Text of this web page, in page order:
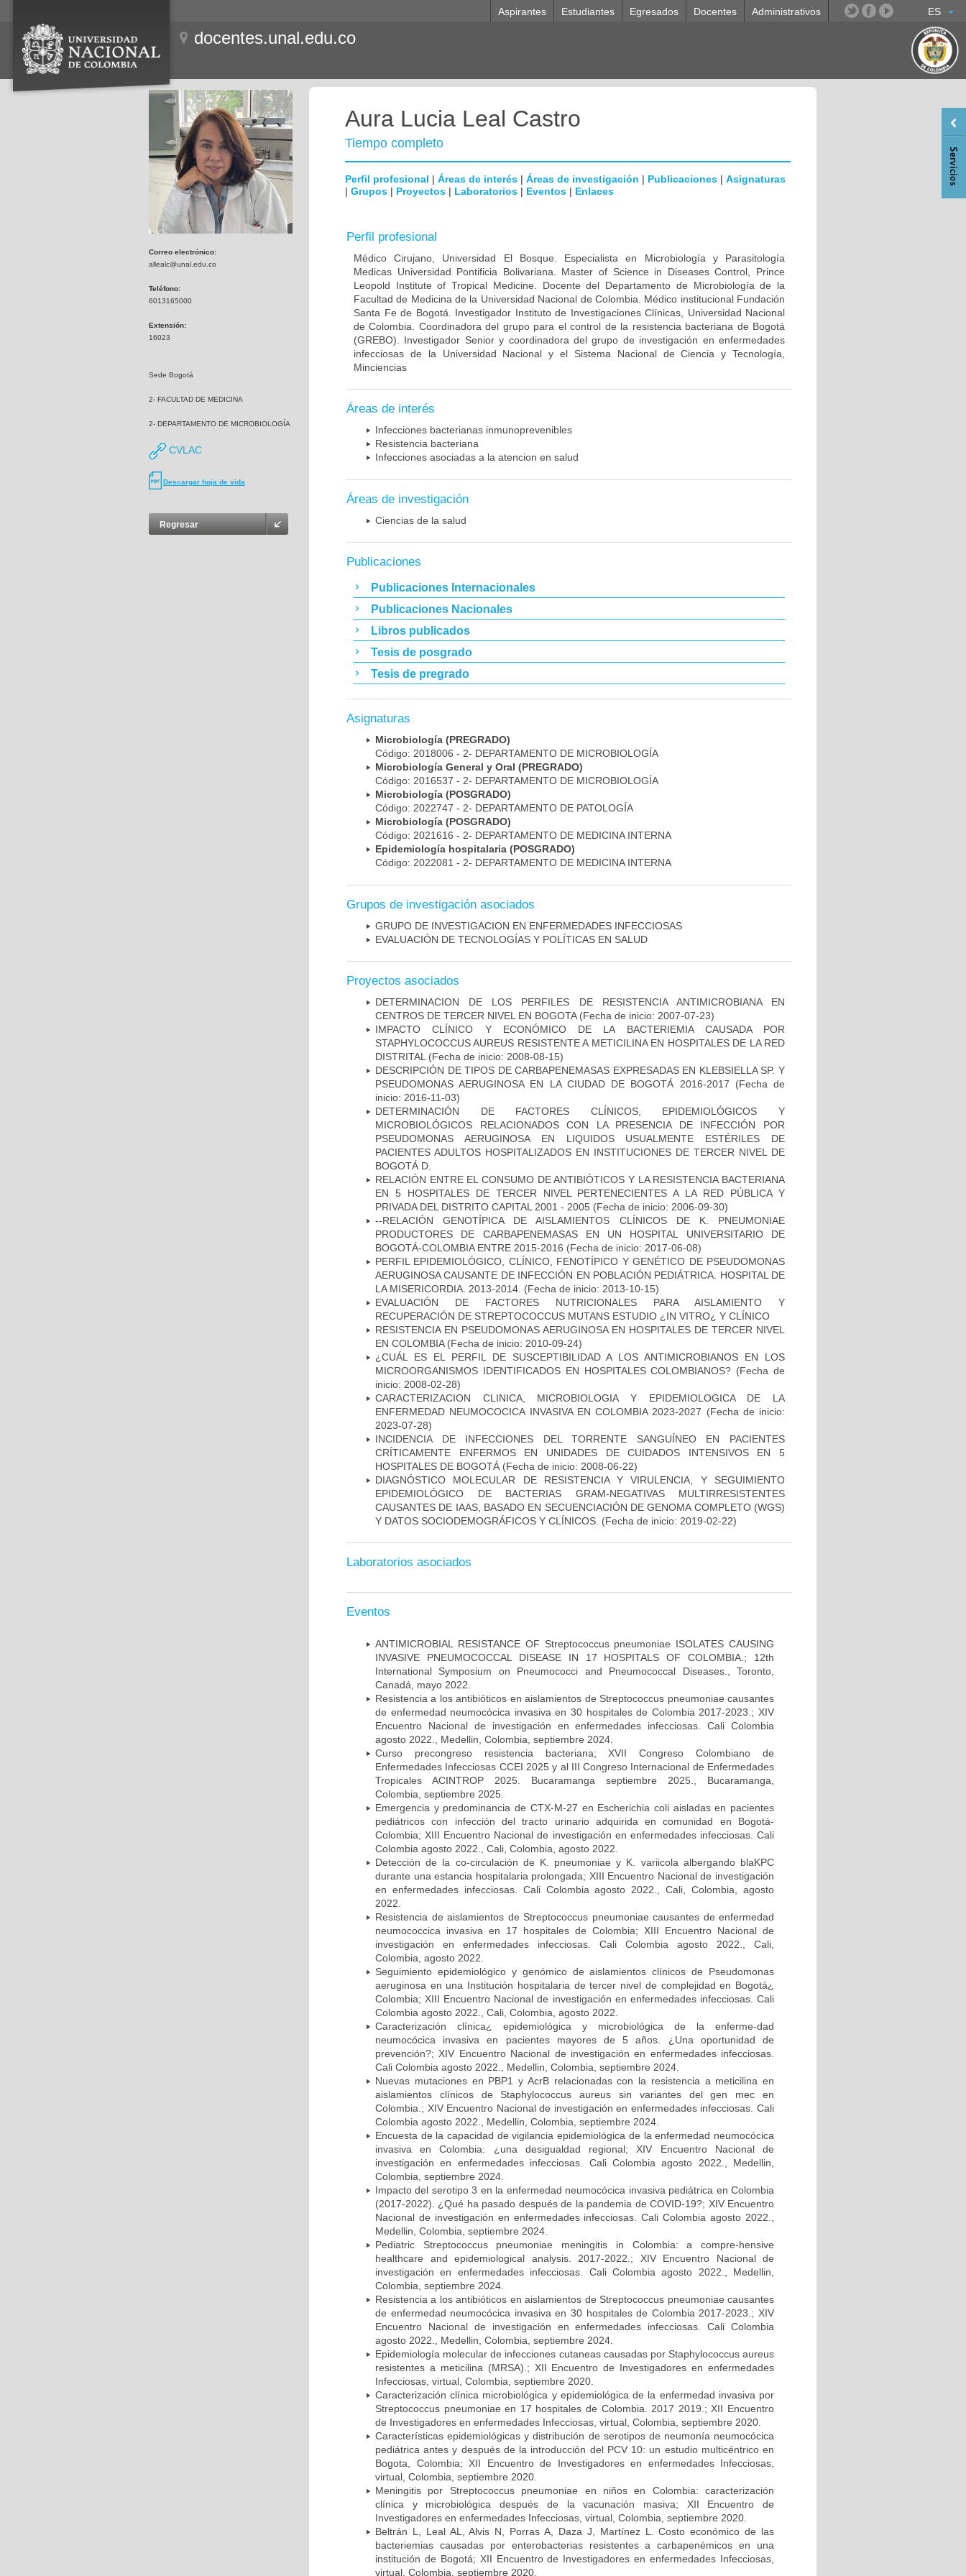
ES
Aspirantes Estudiantes Egresados Docentes Administrativos
docentes.unal.edu.co
Correo electrónico:
allealc@unal.edu.co
Teléfono:
6013165000
Extensión:
16023
Sede Bogotá
2- FACULTAD DE MEDICINA
2- DEPARTAMENTO DE MICROBIOLOGÍA
CVLAC
Descargar hoja de vida
Regresar
Aura Lucia Leal Castro
Tiempo completo
Perfil profesional | Áreas de interés | Áreas de investigación | Publicaciones | Asignaturas
| Grupos | Proyectos | Laboratorios | Eventos | Enlaces
Perfil profesional
Médico Cirujano, Universidad El Bosque. Especialista en Microbiología y Parasitología
Medicas Universidad Pontificia Bolivariana. Master of Science in Diseases Control, Prince
Leopold Institute of Tropical Medicine. Docente del Departamento de Microbiología de la
Facultad de Medicina de la Universidad Nacional de Colombia. Médico institucional Fundación
Santa Fe de Bogotá. Investigador Instituto de Investigaciones Clínicas, Universidad Nacional
de Colombia. Coordinadora del grupo para el control de la resistencia bacteriana de Bogotá
(GREBO). Investigador Senior y coordinadora del grupo de investigación en enfermedades
infecciosas de la Universidad Nacional y el Sistema Nacional de Ciencia y Tecnología,
Minciencias
Áreas de interés
Infecciones bacterianas inmunoprevenibles
Resistencia bacteriana
Infecciones asociadas a la atencion en salud
Áreas de investigación
Ciencias de la salud
Publicaciones
Publicaciones Internacionales
Publicaciones Nacionales
Libros publicados
Tesis de posgrado
Tesis de pregrado
Asignaturas
Microbiología (PREGRADO)
Código: 2018006 - 2- DEPARTAMENTO DE MICROBIOLOGÍA
Microbiología General y Oral (PREGRADO)
Código: 2016537 - 2- DEPARTAMENTO DE MICROBIOLOGÍA
Microbiología (POSGRADO)
Código: 2022747 - 2- DEPARTAMENTO DE PATOLOGÍA
Microbiología (POSGRADO)
Código: 2021616 - 2- DEPARTAMENTO DE MEDICINA INTERNA
Epidemiología hospitalaria (POSGRADO)
Código: 2022081 - 2- DEPARTAMENTO DE MEDICINA INTERNA
Grupos de investigación asociados
GRUPO DE INVESTIGACION EN ENFERMEDADES INFECCIOSAS
EVALUACIÓN DE TECNOLOGÍAS Y POLÍTICAS EN SALUD
Proyectos asociados
DETERMINACION DE LOS PERFILES DE RESISTENCIA ANTIMICROBIANA EN
CENTROS DE TERCER NIVEL EN BOGOTA(Fecha de inicio: 2007-07-23)
IMPACTO CLÍNICO Y ECONÓMICO DE LA BACTERIEMIA CAUSADA POR
STAPHYLOCOCCUS AUREUS RESISTENTE A METICILINA EN HOSPITALES DE LA RED
DISTRITAL (Fecha de inicio: 2008-08-15)
DESCRIPCIÓN DE TIPOS DE CARBAPENEMASAS EXPRESADAS EN KLEBSIELLA SP. Y
PSEUDOMONAS AERUGINOSA EN LA CIUDAD DE BOGOTÁ 2016-2017 (Fecha de
inicio: 2016-11-03)
DETERMINACIÓN DE FACTORES CLÍNICOS, EPIDEMIOLÓGICOS Y
MICROBIOLÓGICOS RELACIONADOS CON LA PRESENCIA DE INFECCIÓN POR
PSEUDOMONAS AERUGINOSA EN LIQUIDOS USUALMENTE ESTÉRILES DE
PACIENTES ADULTOS HOSPITALIZADOS EN INSTITUCIONES DE TERCER NIVEL DE
BOGOTÁ D.
RELACIÓN ENTRE EL CONSUMO DE ANTIBIÓTICOS Y LA RESISTENCIA BACTERIANA
EN 5 HOSPITALES DE TERCER NIVEL PERTENECIENTES A LA RED PÚBLICA Y
PRIVADA DEL DISTRITO CAPITAL 2001 - 2005 (Fecha de inicio: 2006-09-30)
--RELACIÓN GENOTÍPICA DE AISLAMIENTOS CLÍNICOS DE K. PNEUMONIAE
PRODUCTORES DE CARBAPENEMASAS EN UN HOSPITAL UNIVERSITARIO DE
BOGOTÁ-COLOMBIA ENTRE 2015-2016 (Fecha de inicio: 2017-06-08)
PERFIL EPIDEMIOLÓGICO, CLÍNICO, FENOTÍPICO Y GENÉTICO DE PSEUDOMONAS
AERUGINOSA CAUSANTE DE INFECCIÓN EN POBLACIÓN PEDIÁTRICA. HOSPITAL DE
LA MISERICORDIA. 2013-2014. (Fecha de inicio: 2013-10-15)
EVALUACIÓN DE FACTORES NUTRICIONALES PARA AISLAMIENTO Y
RECUPERACIÓN DE STREPTOCOCCUS MUTANS ESTUDIO ¿IN VITRO¿ Y CLÍNICO
RESISTENCIA EN PSEUDOMONAS AERUGINOSA EN HOSPITALES DE TERCER NIVEL
EN COLOMBIA (Fecha de inicio: 2010-09-24)
¿CUÁL ES EL PERFIL DE SUSCEPTIBILIDAD A LOS ANTIMICROBIANOS EN LOS
MICROORGANISMOS IDENTIFICADOS EN HOSPITALES COLOMBIANOS? (Fecha de
inicio: 2008-02-28)
CARACTERIZACION CLINICA, MICROBIOLOGIA Y EPIDEMIOLOGICA DE LA
ENFERMEDAD NEUMOCOCICA INVASIVA EN COLOMBIA 2023-2027 (Fecha de inicio:
2023-07-28)
INCIDENCIA DE INFECCIONES DEL TORRENTE SANGUÍNEO EN PACIENTES
CRÍTICAMENTE ENFERMOS EN UNIDADES DE CUIDADOS INTENSIVOS EN 5
HOSPITALES DE BOGOTÁ (Fecha de inicio: 2008-06-22)
DIAGNÓSTICO MOLECULAR DE RESISTENCIA Y VIRULENCIA, Y SEGUIMIENTO
EPIDEMIOLÓGICO DE BACTERIAS GRAM-NEGATIVAS MULTIRRESISTENTES
CAUSANTES DE IAAS, BASADO EN SECUENCIACIÓN DE GENOMA COMPLETO (WGS)
Y DATOS SOCIODEMOGRÁFICOS Y CLÍNICOS. (Fecha de inicio: 2019-02-22)
Laboratorios asociados
Eventos
ANTIMICROBIAL RESISTANCE OF Streptococcus pneumoniae ISOLATES CAUSING
INVASIVE PNEUMOCOCCAL DISEASE IN 17 HOSPITALS OF COLOMBIA.; 12th
International Symposium on Pneumococci and Pneumococcal Diseases., Toronto,
Canadá, mayo 2022.
Resistencia a los antibióticos en aislamientos de Streptococcus pneumoniae causantes
de enfermedad neumocócica invasiva en 30 hospitales de Colombia 2017-2023.; XIV
Encuentro Nacional de investigación en enfermedades infecciosas. Cali Colombia
agosto 2022., Medellin, Colombia, septiembre 2024.
Curso precongreso resistencia bacteriana; XVII Congreso Colombiano de
Enfermedades Infecciosas CCEI 2025 y al III Congreso Internacional de Enfermedades
Tropicales ACINTROP 2025. Bucaramanga septiembre 2025., Bucaramanga,
Colombia, septiembre 2025.
Emergencia y predominancia de CTX-M-27 en Escherichia coli aisladas en pacientes
pediátricos con infección del tracto urinario adquirida en comunidad en Bogotá-
Colombia; XIII Encuentro Nacional de investigación en enfermedades infecciosas. Cali
Colombia agosto 2022., Cali, Colombia, agosto 2022.
Detección de la co-circulación de K. pneumoniae y K. variicola albergando blaKPC
durante una estancia hospitalaria prolongada; XIII Encuentro Nacional de investigación
en enfermedades infecciosas. Cali Colombia agosto 2022., Cali, Colombia, agosto
2022.
Resistencia de aislamientos de Streptococcus pneumoniae causantes de enfermedad
neumococcica invasiva en 17 hospitales de Colombia; XIII Encuentro Nacional de
investigación en enfermedades infecciosas. Cali Colombia agosto 2022., Cali,
Colombia, agosto 2022.
Seguimiento epidemiológico y genómico de aislamientos clínicos de Pseudomonas
aeruginosa en una Institución hospitalaria de tercer nivel de complejidad en Bogotá¿
Colombia; XIII Encuentro Nacional de investigación en enfermedades infecciosas. Cali
Colombia agosto 2022., Cali, Colombia, agosto 2022.
Caracterización clínica¿ epidemiológica y microbiológica de la enferme-dad
neumocócica invasiva en pacientes mayores de 5 años. ¿Una oportunidad de
prevención?; XIV Encuentro Nacional de investigación en enfermedades infecciosas.
Cali Colombia agosto 2022., Medellin, Colombia, septiembre 2024.
Nuevas mutaciones en PBP1 y AcrB relacionadas con la resistencia a meticilina en
aislamientos clínicos de Staphylococcus aureus sin variantes del gen mec en
Colombia.; XIV Encuentro Nacional de investigación en enfermedades infecciosas. Cali
Colombia agosto 2022., Medellin, Colombia, septiembre 2024.
Encuesta de la capacidad de vigilancia epidemiológica de la enfermedad neumocócica
invasiva en Colombia: ¿una desigualdad regional; XIV Encuentro Nacional de
investigación en enfermedades infecciosas. Cali Colombia agosto 2022., Medellin,
Colombia, septiembre 2024.
Impacto del serotipo 3 en la enfermedad neumocócica invasiva pediátrica en Colombia
(2017-2022). ¿Qué ha pasado después de la pandemia de COVID-19?; XIV Encuentro
Nacional de investigación en enfermedades infecciosas. Cali Colombia agosto 2022.,
Medellin, Colombia, septiembre 2024.
Pediatric Streptococcus pneumoniae meningitis in Colombia: a compre-hensive
healthcare and epidemiological analysis. 2017-2022.; XIV Encuentro Nacional de
investigación en enfermedades infecciosas. Cali Colombia agosto 2022., Medellin,
Colombia, septiembre 2024.
Resistencia a los antibióticos en aislamientos de Streptococcus pneumoniae causantes
de enfermedad neumocócica invasiva en 30 hospitales de Colombia 2017-2023.; XIV
Encuentro Nacional de investigación en enfermedades infecciosas. Cali Colombia
agosto 2022., Medellin, Colombia, septiembre 2024.
Epidemiología molecular de infecciones cutaneas causadas por Staphylococcus aureus
resistentes a meticilina (MRSA).; XII Encuentro de Investigadores en enfermedades
Infecciosas, virtual, Colombia, septiembre 2020.
Caracterización clínica microbiológica y epidemiológica de la enfermedad invasiva por
Streptococcus pneumoniae en 17 hospitales de Colombia. 2017 2019.; XII Encuentro
de Investigadores en enfermedades Infecciosas, virtual, Colombia, septiembre 2020.
Características epidemiológicas y distribución de serotipos de neumonía neumocócica
pediátrica antes y después de la introducción del PCV 10: un estudio multicéntrico en
Bogota, Colombia; XII Encuentro de Investigadores en enfermedades Infecciosas,
virtual, Colombia, septiembre 2020.
Meningitis por Streptococcus pneumoniae en niños en Colombia: caracterización
clínica y microbiológica después de la vacunación masiva; XII Encuentro de
Investigadores en enfermedades Infecciosas, virtual, Colombia, septiembre 2020.
Beltrán L, Leal AL, Alvis N, Porras A, Daza J, Martínez L. Costo económico de las
bacteriemias causadas por enterobacterias resistentes a carbapenémicos en una
institución de Bogotá; XII Encuentro de Investigadores en enfermedades Infecciosas,
virtual, Colombia, septiembre 2020.